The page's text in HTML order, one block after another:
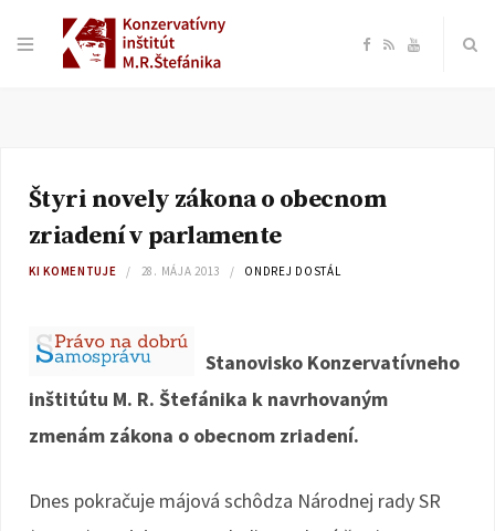
F
e
o
R Y
e
Štyri novely zákona o obecnom
zriadení v parlamente
KI KOMENTUJE 28. MÁJA 2013 ONDREJ DOSTÁL
Stanovisko Konzervatívneho
inštitútu M. R. Štefánika k navrhovaným
zmenám zákona o obecnom zriadení.
Dnes pokračuje májová schôdza Národnej rady SR